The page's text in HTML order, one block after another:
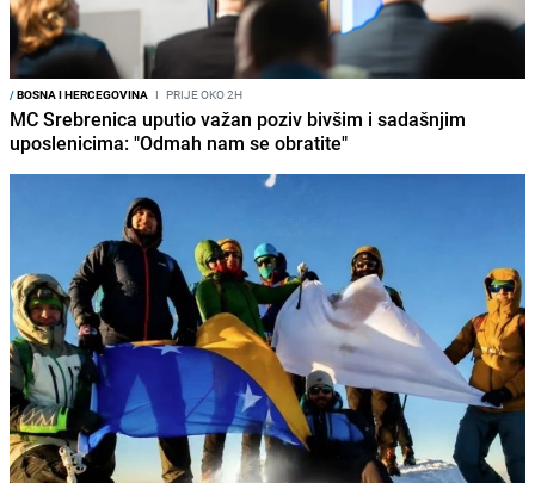
/BOSNA I HERCEGOVINA I PRIJE OKO 2H
MC Srebrenica uputio važan poziv bivšim i sadašnjim
uposlenicima: "Odmah nam se obratite"